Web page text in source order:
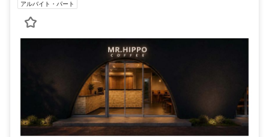
アルバイト・パート